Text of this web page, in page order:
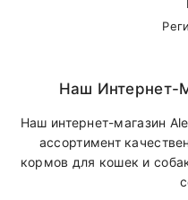
Наш Интернет-
Наш интернет-магазин
ассортимент
кормов для кошек и